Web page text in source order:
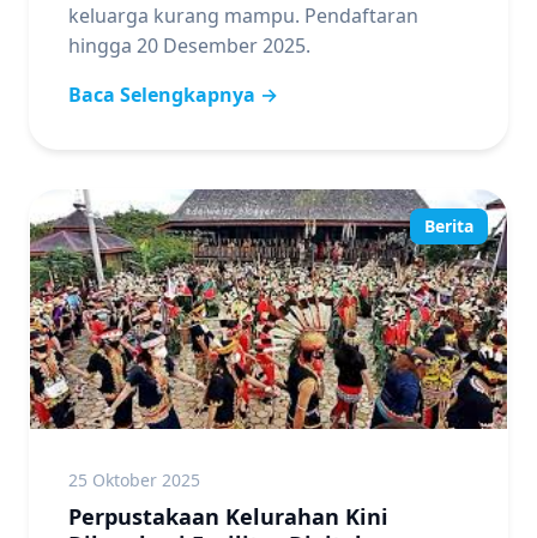
keluarga kurang mampu. Pendaftaran
hingga 20 Desember 2025.
Baca Selengkapnya →
Berita
25 Oktober 2025
Perpustakaan Kelurahan Kini